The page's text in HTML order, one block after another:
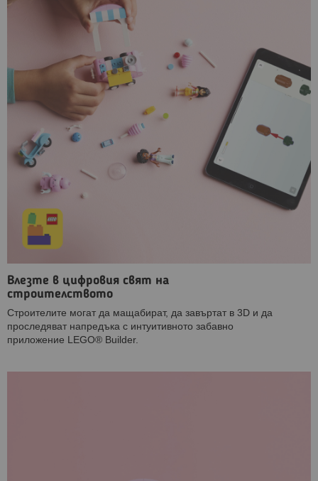
Влезте в цифровия свят на
строителството
Строителите могат да мащабират, да завъртат в 3D и да
проследяват напредъка с интуитивното забавно
приложение LEGO® Builder.